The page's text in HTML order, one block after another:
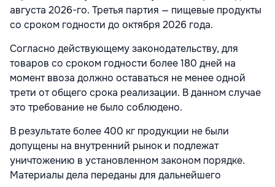
августа 2026-го. Третья партия — пищевые продукты
со сроком годности до октября 2026 года.
Согласно действующему законодательству, для
товаров со сроком годности более 180 дней на
момент ввоза должно оставаться не менее одной
трети от общего срока реализации. В данном случае
это требование не было соблюдено.
В результате более 400 кг продукции не были
допущены на внутренний рынок и подлежат
уничтожению в установленном законом порядке.
Материалы дела переданы для дальнейшего